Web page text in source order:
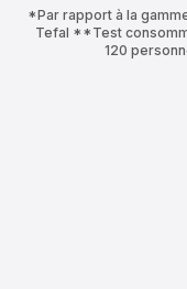
*Par rapport à la
Tefal **Test
120